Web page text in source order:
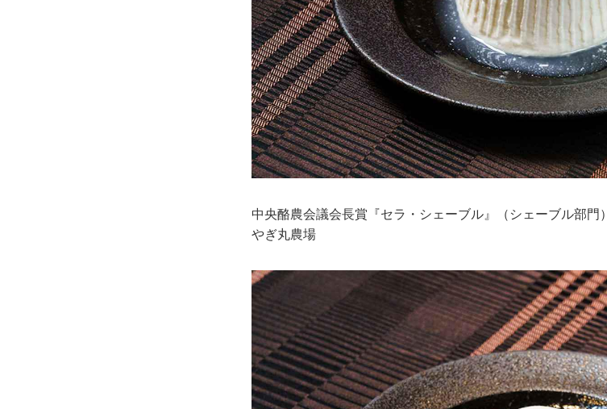
中央酪農会議会長賞『セラ・シェーブル』（シェーブル部門）
やぎ丸農場